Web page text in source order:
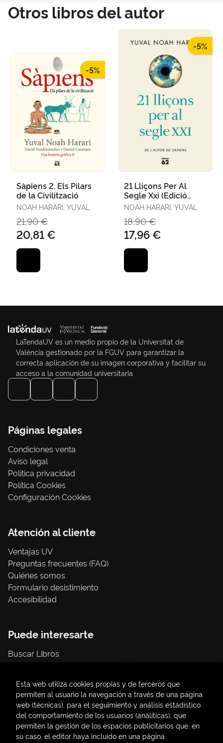
Otros libros del autor
-5%
Sàpiens 2. Els Pilars
de la Civilització
NOAH HARARI, YUVAL
21,90 €
20,81 €
-5%
21 Lliçons Per Al
Segle Xxi (Edició
Rústica)
NOAH HARARI, YUVAL
18,90 €
17,96 €
LaTendaUV es un medio propio de la Universitat de
València gestionado por la FGUV para garantizar la
correcta aplicación de su imagen corporativa y facilitar su
acceso a la comunidad universitaria
Páginas legales
Condiciones venta
Aviso legal
Política privacidad
Política Cookies
Configuración Cookies
Atención al cliente
Ventajas UV
Preguntas frecuentes (FAQ)
Quiénes somos
Formulario desistimiento
Accesibilidad
Puede interesarte
Buscar Libros
Papelería / material oficina
Consumo Sostenible
Contacto
Esta web utiliza cookies propias y de terceros que
permiten al usuario la navegación a través de una página
web (técnicas), para el seguimiento y análisis estadístico
del comportamiento de los usuarios (analíticas), que
permiten la gestión de los espacios publicitarios que, en
su caso, el editor haya incluido en una página